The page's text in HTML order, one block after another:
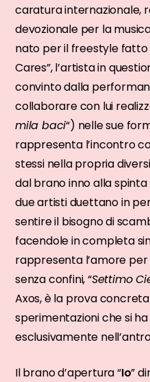
caratura internazionale,
devozionale per la
nato per il freestyle fatto
Cares”, l’artista in
convinto dalla
collaborare con lui
mila baci“) nelle sue
rappresenta l’incontro
stessi nella propria
dal brano inno alla spinta
due artisti duettano in
sentire il bisogno di
facendole in completa
rappresenta l’amore
senza confini, “Settimo
Axos, è la prova
sperimentazioni che si
esclusivamente
Il brano d’apertura “Io”